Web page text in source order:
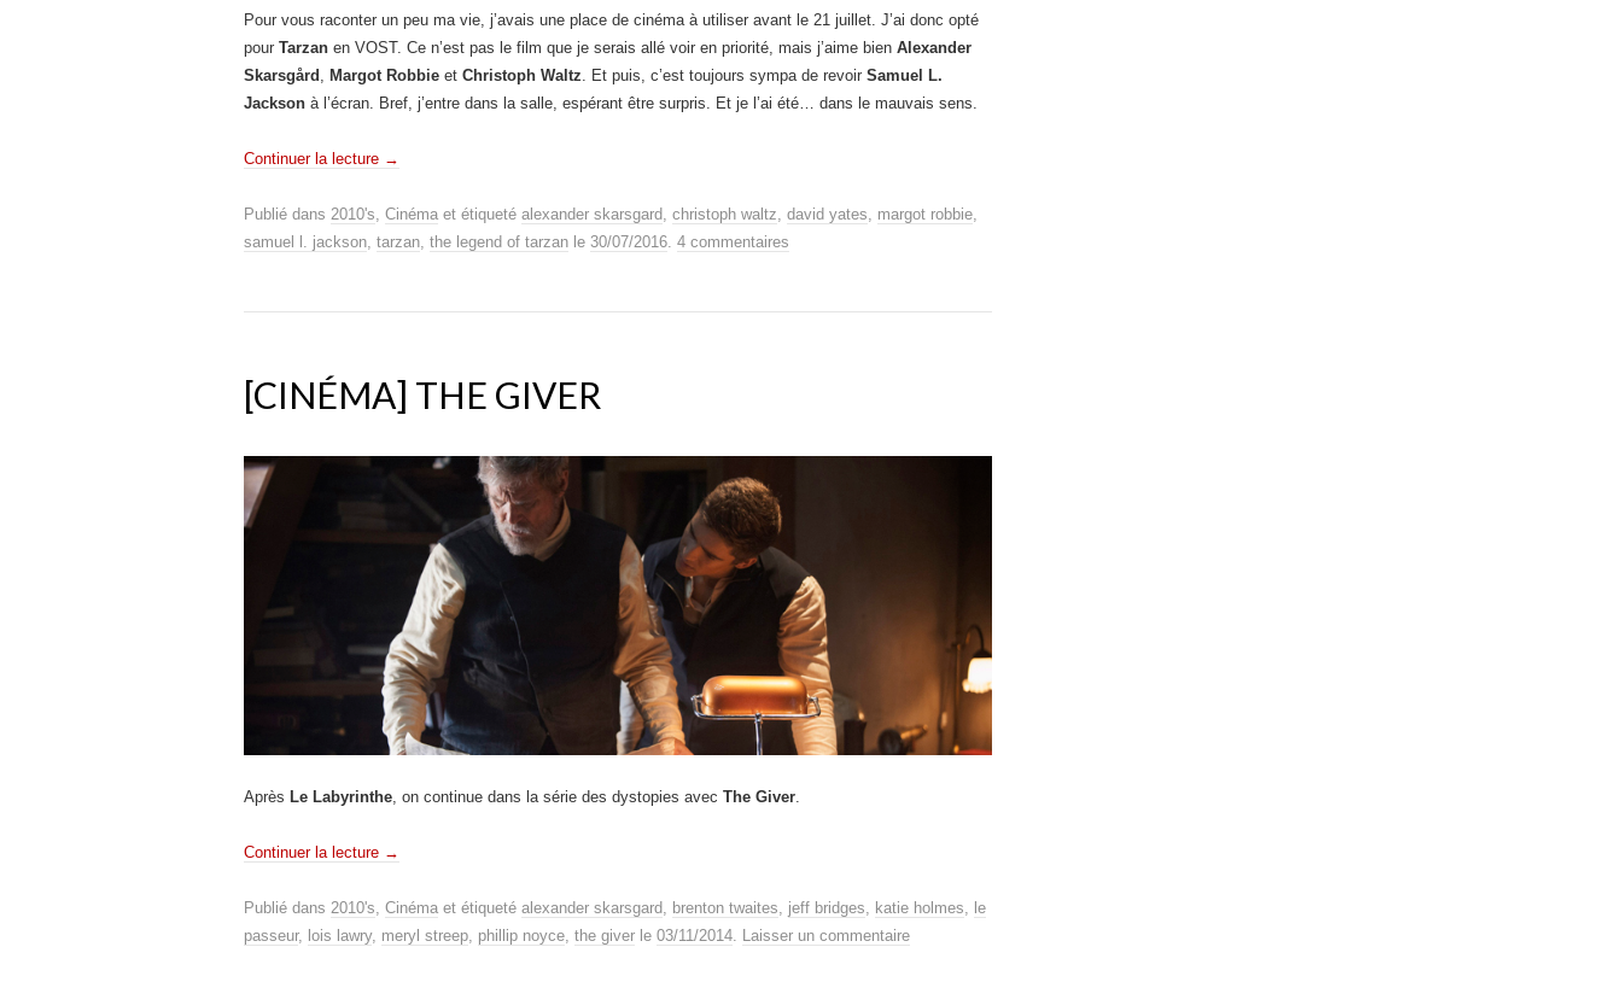
Pour vous raconter un peu ma vie, j’avais une place de cinéma à utiliser avant le 21 juillet. J’ai donc opté
pour Tarzan en VOST. Ce n’est pas le film que je serais allé voir en priorité, mais j’aime bien Alexander
Skarsgård
Margot Robbie et Christoph Waltz . Et puis, c’est toujours sympa de revoir Samuel L.
Jackson à l’écran. Bref, j’entre dans la salle, espérant être surpris. Et je l’ai été… dans le mauvais sens.
Continuer la lecture →
Publié dans 2010's Cinéma et étiqueté alexander skarsgard christoph waltz david yates margot robbie
samuel l. jackson tarzan the legend of tarzan le 30/07/2016 4 commentaires
[CINÉMA] THE GIVER
Après Le Labyrinthe , on continue dans la série des dystopies avec The Giver
Continuer la lecture →
Publié dans 2010's Cinéma et étiqueté alexander skarsgard brenton twaites jeff bridges katie holmes
le
passeur, lois lawry, meryl streep phillip noyce the giver le 03/11/2014 Laisser un commentaire